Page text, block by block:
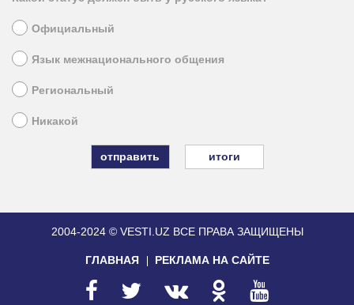
Официальный
Язык межнационального общения
Региональный
Никакой
итоги
2004-2024 © VESTI.UZ ВСЕ ПРАВА ЗАЩИЩЕНЫ
ГЛАВНАЯ РЕКЛАМА НА САЙТЕ